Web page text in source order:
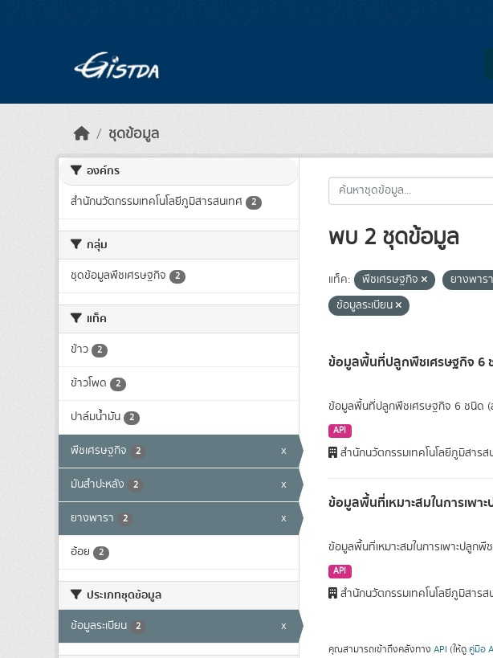
ชุดข้อมูล
องค์กร
สำนักนวัตกรรมเทคโนโลยีภูมิสารสนเทศ 2
กลุ่ม
ชุดข้อมูลพืชเศรษฐกิจ 2
แท็ค
ข้าว 2
ข้าวโพด 2
ปาล์มน้ำมัน 2
พืชเศรษฐกิจ 2 x
มันสำปะหลัง 2 x
ยางพารา 2 x
อ้อย 2
ประเภทชุดข้อมูล
ข้อมูลระเบียน 2 x
พบ 2 ชุดข้อมูล
แท็ค: พืชเศรษฐกิจ ยางพารา
ข้อมูลระเบียน
ข้อมูลพื้นที่ปลูกพืชเศรษฐกิจ 6
ข้อมูลพื้นที่ปลูกพืชเศรษฐกิจ 6 ชนิด (
API
สำนักนวัตกรรมเทคโนโลยีภูมิสารส
ข้อมูลพื้นที่เหมาะสมในการเพา
ข้อมูลพื้นที่เหมาะสมในการเพาะปลูก
API
สำนักนวัตกรรมเทคโนโลยีภูมิสารส
คุณสามารถเข้าถึงคลังทาง API (ให้ดู คู่มือ